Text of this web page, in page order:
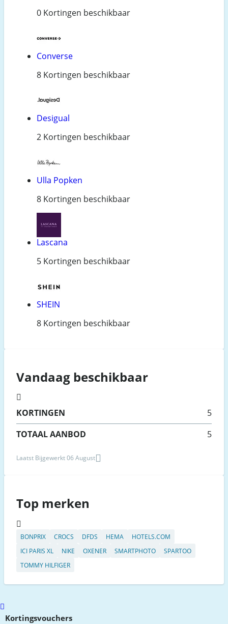
0 Kortingen beschikbaar
Converse
8 Kortingen beschikbaar
Desigual
2 Kortingen beschikbaar
Ulla Popken
8 Kortingen beschikbaar
Lascana
5 Kortingen beschikbaar
SHEIN
8 Kortingen beschikbaar
Vandaag beschikbaar
KORTINGEN
5
TOTAAL AANBOD
5
Laatst Bijgewerkt 06 August
Top merken
BONPRIX CROCS DFDS HEMA
HOTELS.COM
ICI PARIS XL
NIKE OXENER SMARTPHOTO
SPARTOO
TOMMY HILFIGER
Scroll
toKortingsvouchers